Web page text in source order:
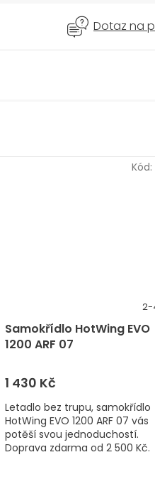
Dotaz na
Samokřídlo HotWing EVO
1200 ARF 07
2-
1 430 Kč
Letadlo bez trupu, samokřídlo
HotWing EVO 1200 ARF 07 vás
potěší svou jednoduchostí.
Doprava zdarma od 2 500 Kč.
Kód: